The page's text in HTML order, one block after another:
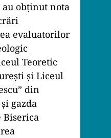
obținut nota
evaluatorilor
Teoretic
și Liceul
din
gazda
Biserica